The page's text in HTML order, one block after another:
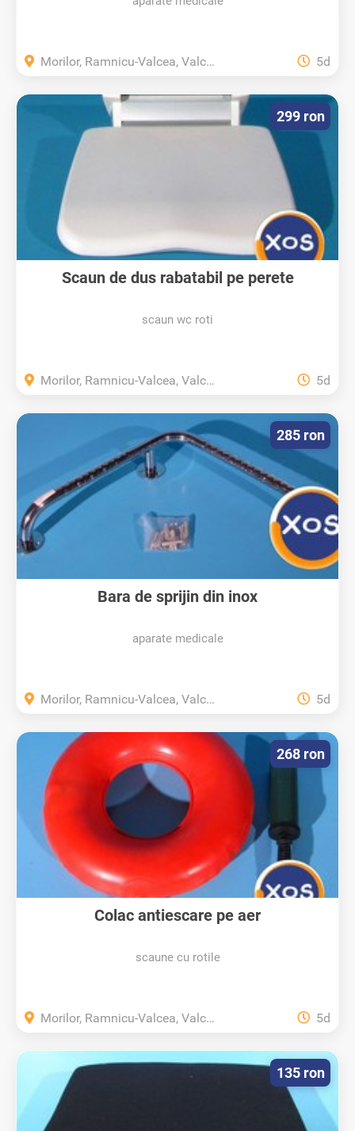
Morilor, Ramnicu-Valcea, Valcea 5d
Scaun de dus rabatabil pe perete
scaun wc roti
299 ron
Morilor, Ramnicu-Valcea, Valcea 5d
Bara de sprijin din inox
aparate medicale
285 ron
Morilor, Ramnicu-Valcea, Valcea 5d
Colac antiescare pe aer
scaune cu rotile
268 ron
Morilor, Ramnicu-Valcea, Valcea 5d
135 ron